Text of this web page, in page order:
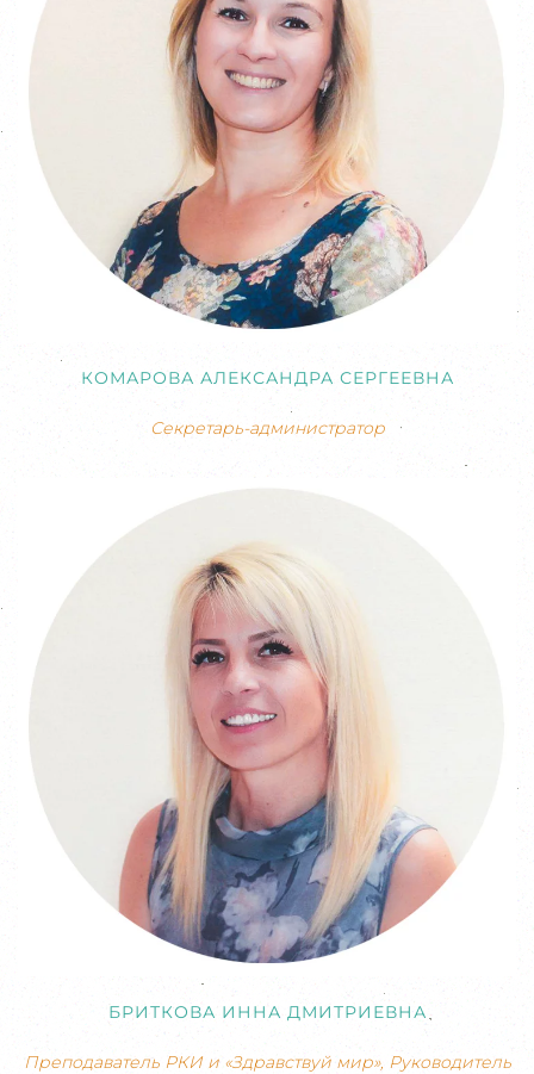
КОМАРОВА АЛЕКСАНДРА СЕРГЕЕВНА
Секретарь-администратор
БРИТКОВА ИННА ДМИТРИЕВНА
Преподаватель РКИ и «Здравствуй мир», Руководитель